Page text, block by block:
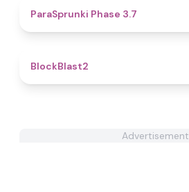
ParaSprunki Phase 3.7
BlockBlast2
Advertisement